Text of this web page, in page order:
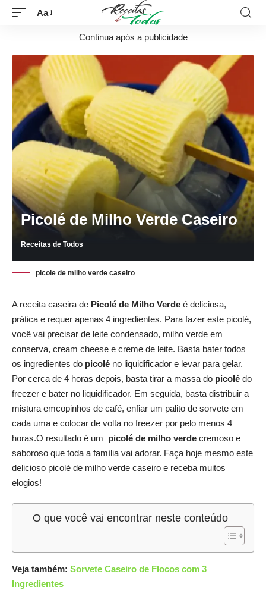
Aa
Continua após a publicidade
Picolé de Milho Verde Caseiro
Receitas de Todos
picole de milho verde caseiro
A receita caseira de Picolé de Milho Verde é deliciosa,
prática e requer apenas 4 ingredientes. Para fazer este picolé,
você vai precisar de leite condensado, milho verde em
conserva, cream cheese e creme de leite. Basta bater todos
os ingredientes do picolé no liquidificador e levar para gelar.
Por cerca de 4 horas depois, basta tirar a massa do picolé do
freezer e bater no liquidificador. Em seguida, basta distribuir a
mistura emcopinhos de café, enfiar um palito de sorvete em
cada uma e colocar de volta no freezer por pelo menos 4
horas.O resultado é um picolé de milho verde cremoso e
saboroso que toda a família vai adorar. Faça hoje mesmo este
delicioso picolé de milho verde caseiro e receba muitos
elogios!
O que você vai encontrar neste conteúdo
Veja também: Sorvete Caseiro de Flocos com 3
Ingredientes